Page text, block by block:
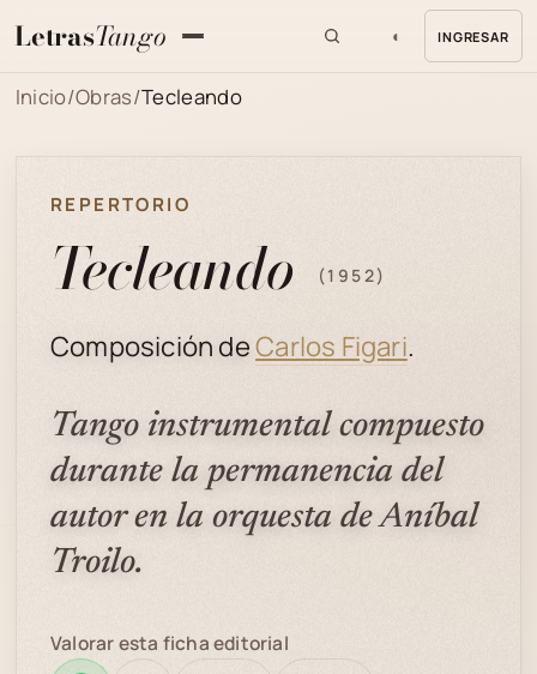
LetrasTango ◐ INGRESAR
Inicio/Obras/Tecleando
REPERTORIO
Tecleando (1952)
Composición deCarlos Figari.
Tango instrumental compuesto
durante la permanencia del
autor en la orquesta de Aníbal
Troilo.
Valorar esta ficha editorial